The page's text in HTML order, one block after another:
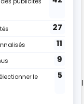
de Roxane
vos données
17 du 6 janvier
(UE)
Conseil du 27 avril